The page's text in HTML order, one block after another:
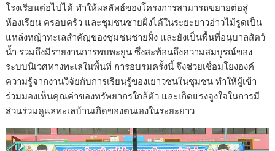
โรงเรียนต่อไปได้ ทำให้ผลลัพธ์ของโครงการสามารถขยายต่อสู่
ห้องเรียน ครอบครัว และชุมชนชายฝั่งได้ในระยะยาวอ่าวไม้รูดเป็น
แหล่งหญ้าทะเลสำคัญของชุมชนชายฝั่ง และยังเป็นพื้นที่อนุบาลสัตว์
น้ำ รวมถึงมีรายงานการพบพะยูน ซึ่งสะท้อนถึงความสมบูรณ์ของ
ระบบนิเวศทางทะเลในพื้นที่ การอบรมครั้งนี้ จึงช่วยเชื่อมโยงองค์
ความรู้จากงานวิจัยกับการเรียนรู้ของเยาวชนในชุมชน ทำให้ผู้เข้า
ร่วมมองเห็นคุณค่าของทรัพยากรใกล้ตัว และเกิดแรงจูงใจในการมี
ส่วนร่วมดูแลทะเลบ้านเกิดของตนเองในระยะยาว